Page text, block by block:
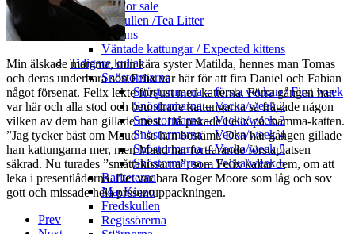
Till salu / For sale
Te-kullen /Tea Litter
Planer / Plans
Väntade kattungar / Expected kittens
Tidigare kullar
Snöstormarna
Snöstormarna – första veckan / First week
Snöstormarna – Vecka/week 2
Snöstormarna – Vecka/week 3
Snöstormarna – Vecka/week 4
Snöstormarna – Vecka/week 5
Snöstormarna – Vecka/week 6
Rariteterna
MacKinzo
Fredskullen
Regissörerna
Min älskade mamma, min kära syster Matilda, hennes man Tomas
och deras underbara son Felix var här för att fira Daniel och Fabian
något försenat. Felix lekte förtjust med katterna. Förra gången han
var här och alla stod och beundrade kattungarna så frågade någon
vilken av dem han gillade mest. Då pekade Felix på mamma-katten.
”Jag tycker bäst om Maud” sa han bestämt. Den här gången gillade
han kattungarna mer, men Maud har fortfarande förstaplatsen
säkrad. Nu turades ”småttekissarna”, som Felix kallar dem, om att
leka i presentlådorna. Det var bara Roger Moore som låg och sov
gott och missade hela presentuppackningen.
Prev